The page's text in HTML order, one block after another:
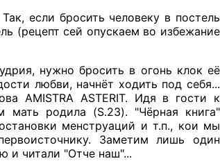
если бросить человеку в постель
(рецепт сей опускаем во избежание
нужно бросить в огонь клок её
любви, начнёт ходить под себя...
AMISTRA ASTERIT. Идя в гости к
мать родила (S.23). "Чёрная книга"
менструаций и т.п., кои мы
Заметим лишь один
и читали "Отче наш"...